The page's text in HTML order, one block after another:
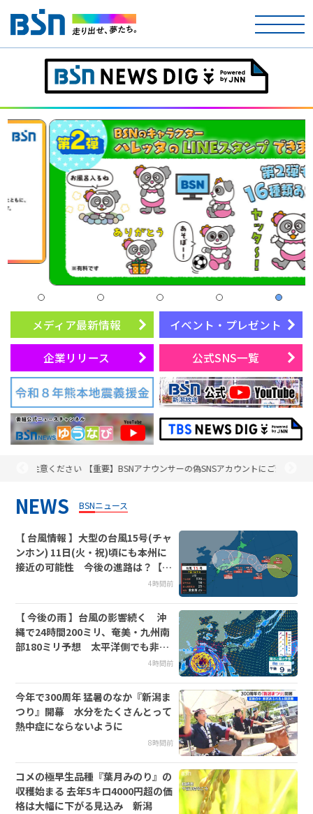
ホーム
テレビ
ラジオ
アナウンサー
イベント
ニュース
天気
プレゼント
コンテンツ・アプリ
キッズ ケンジュ 愛の募金
Well-being 防災・減災
ショッピング
会社概要・ビジョン
メディア最新情報 イベント・プレゼント
企業リリース 公式SNS一覧
【重要】BSNアナウンサーの偽SNSアカウントにご注意ください
NEWS BSNニュース
【 台風情報 】大型の台風15号(チャ
ンホン) 11日(火・祝)頃にも本州に
接近の可能性 今後の進路は？【今
後の進路予想と雨風シミュレーショ
4時間前
【 今後の雨 】台風の影響続く 沖
縄で24時間200ミリ、奄美・九州南
部180ミリ予想 太平洋側でも非常
に激しい雨のおそれ【13日(木)午前
7日午後10時更新】
4時間前
今年で300周年 猛暑のなか『新潟ま
つり』開幕 水分をたくさんとって
熱中症にならないように
8時間前
コメの極早生品種『葉月みのり』の
収穫始まる 去年5キロ4000円超の価
格は大幅に下がる見込み 新潟